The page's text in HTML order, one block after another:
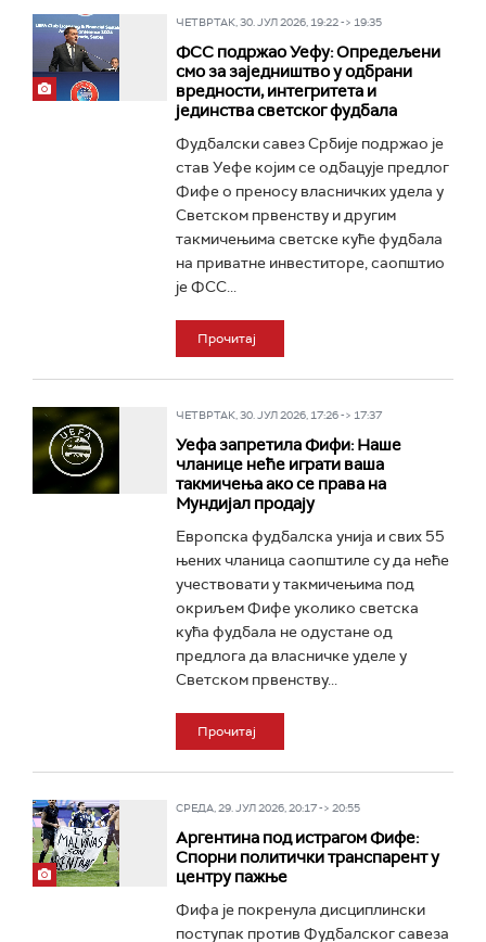
ЧЕТВРТАК, 30. ЈУЛ 2026, 19:22 -> 19:35
ФСС подржао Уефу: Опредељени
смо за заједништво у одбрани
вредности, интегритета и
јединства светског фудбала
Фудбалски савез Србије подржао је
став Уефе којим се одбацује предлог
Фифе о преносу власничких удела у
Светском првенству и другим
такмичењима светске куће фудбала
на приватне инвеститоре, саопштио
је ФСС...
Прочитај
ЧЕТВРТАК, 30. ЈУЛ 2026, 17:26 -> 17:37
Уефа запретила Фифи: Наше
чланице неће играти ваша
такмичења ако се права на
Мундијал продају
Европска фудбалска унија и свих 55
њених чланица саопштиле су да неће
учествовати у такмичењима под
окриљем Фифе уколико светска
кућа фудбала не одустане од
предлога да власничке уделе у
Светском првенству...
Прочитај
СРЕДА, 29. ЈУЛ 2026, 20:17 -> 20:55
Аргентина под истрагом Фифе:
Спорни политички транспарент у
центру пажње
Фифа је покренула дисциплински
поступак против Фудбалског савеза